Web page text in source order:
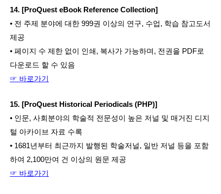
14. [ProQuest eBook Reference Collection]
• 전 주제 분야에 대한 999권 이상의 연구, 수업, 학습 참고도서
제공
• 페이지 수 제한 없이 인쇄, 복사가 가능하며, 전권을 PDF로
다운로드 할 수 있음
☞ 바로가기
15. [ProQuest Historical Periodicals (PHP)]
• 인문, 사회분야의 학술적 전문성이 높은 저널 및 매거진 디지
털 아카이브 자료 수록
• 1681년부터 최근까지 발행된 학술저널, 일반 저널 등을 포함
하여 2,100만여 건 이상의 원문 제공
☞ 바로가기